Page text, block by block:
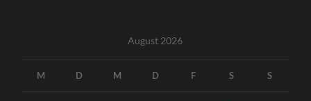
August 2026
M D M D F S S